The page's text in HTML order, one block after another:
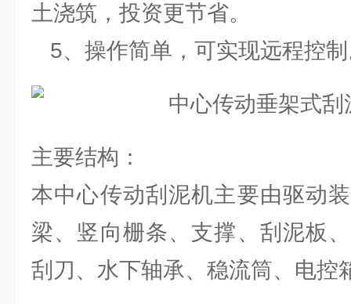
土浇筑，投资更节省。
5、操作简单，可实现远程控
主要结构：
本中心传动刮泥机主要由驱动
梁、竖向栅条、支撑、刮泥板
刮刀、水下轴承、稳流筒、电控